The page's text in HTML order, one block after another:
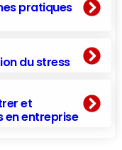
pratiques
du stress
et
en entreprise